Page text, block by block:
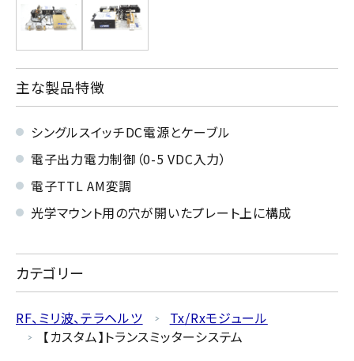
主な製品特徴
シングルスイッチDC電源とケーブル
電子出力電力制御（0-5 VDC入力）
電子TTL AM変調
光学マウント用の穴が開いたプレート上に構成
カテゴリー
RF、ミリ波、テラヘルツ
Tx/Rxモジュール
【カスタム】トランスミッターシステム